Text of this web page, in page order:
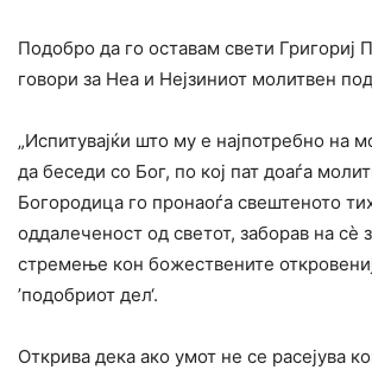
Подобро да го оставам свети Григориј
говори за Неа и Нејзиниот молитвен
„Испитувајќи што му е најпотребно на
да беседи со Бог, по кој пат доаѓа
Богородица го пронаоѓа свештеното
оддалеченост од светот, заборав на сè
стремење кон божествените
’подобриот дел‘.
Открива дека ако умот не се расејува